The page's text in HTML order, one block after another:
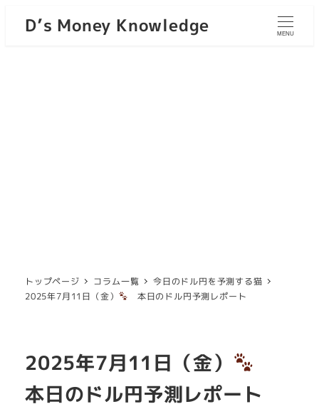
D’s Money Knowledge MENU
トップページ コラム一覧
今日のドル円を予測する猫
2025年7月11日（金）
本日のドル円予測レポート
2025年7月11日（金）
本日のドル円予測レポート